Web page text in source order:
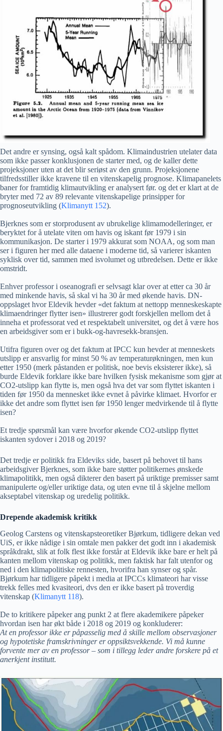
Det andre er synsing, også kalt spådom. Klimaindustrien utelater data
som ikke passer konklusjonen de starter med, og de kaller dette
projeksjoner uten at det blir seriøst av den grunn. Projeksjonene
tilfredsstiller ikke kravene til en vitenskapelig prognose. Klimapanelets
baner for framtidig klimautvikling er analysert før. og det er klart at de
bryter med 72 av 89 relevante vitenskapelige prinsipper for
prognoseutvikling (Klimanytt 152).
Bjerknes som er storprodusent av ubrukelige klimamodelleringer, er
beryktet for å utelate viten om havis og iskant før 1979 i sin
kommunikasjon. De starter i 1979 akkurat som NOAA, og som man
ser i figuren her med alle dataene i moderne tid, så varierer iskanten
syklisk over tid, sammen med isvolumet og utbredelsen. Dette er ikke
omstridt.
Enhver professor i oseanografi er selvsagt klar over at etter ca 30 år
med minkende havis, så skal vi ha 30 år med økende havis. DN-
oppslaget hvor Eldevik hevder «det faktum at nettopp menneskeskapte
klimaendringer flytter isen» illustrerer godt forskjellen mellom det å
inneha et professorat ved et respektabelt universitet, og det å være hos
en arbeidsgiver som er i bukk-og-havresekk-bransjen.
Utifra figuren over og det faktum at IPCC kun hevder at menneskets
utslipp er ansvarlig for minst 50 % av temperaturøkningen, men kun
etter 1950 (merk påstanden er politisk, noe bevis eksisterer ikke), så
burde Eldevik forklare ikke bare hvilken fysisk mekanisme som gjør at
CO2-utslipp kan flytte is, men også hva det var som flyttet iskanten i
tiden før 1950 da mennesket ikke evnet å påvirke klimaet. Hvorfor er
ikke det andre som flyttet isen før 1950 lenger medvirkende til å flytte
isen?
Et tredje spørsmål kan være hvorfor økende CO2-utslipp flyttet
iskanten sydover i 2018 og 2019?
Det tredje er politikk fra Eldeviks side, basert på behovet til hans
arbeidsgiver Bjerknes, som ikke bare støtter politikernes ønskede
klimapolitikk, men også dikterer den basert på uriktige premisser samt
manipulerte og/eller uriktige data, og uten evne til å skjelne mellom
akseptabel vitenskap og uredelig politikk.
Drepende akademisk kritikk
Geolog Carstens og vitenskapsteoretiker Bjørkum, tidligere dekan ved
UiS, er ikke nådige i sin omtale men pakker det godt inn i akademisk
språkdrakt, slik at folk flest ikke forstår at Eldevik ikke bare er helt på
kanten mellom vitenskap og politikk, men faktisk har falt utenfor og
ned i den klimapolitiske rennesten, hvorifra han synser og spår.
Bjørkum har tidligere påpekt i media at IPCCs klimateori har visse
trekk felles med kvasiteori, dvs den er ikke basert på troverdig
vitenskap (Klimanytt 118).
De to kritikere påpeker ang punkt 2 at flere akademikere påpeker
hvordan isen har økt både i 2018 og 2019 og konkluderer:
At en professor ikke er påpasselig med å skille mellom observasjoner
og hypotetiske framskrivninger er oppsiktsvekkende. Vi må kunne
forvente mer av en professor – som i tillegg leder andre forskere på et
anerkjent institutt.